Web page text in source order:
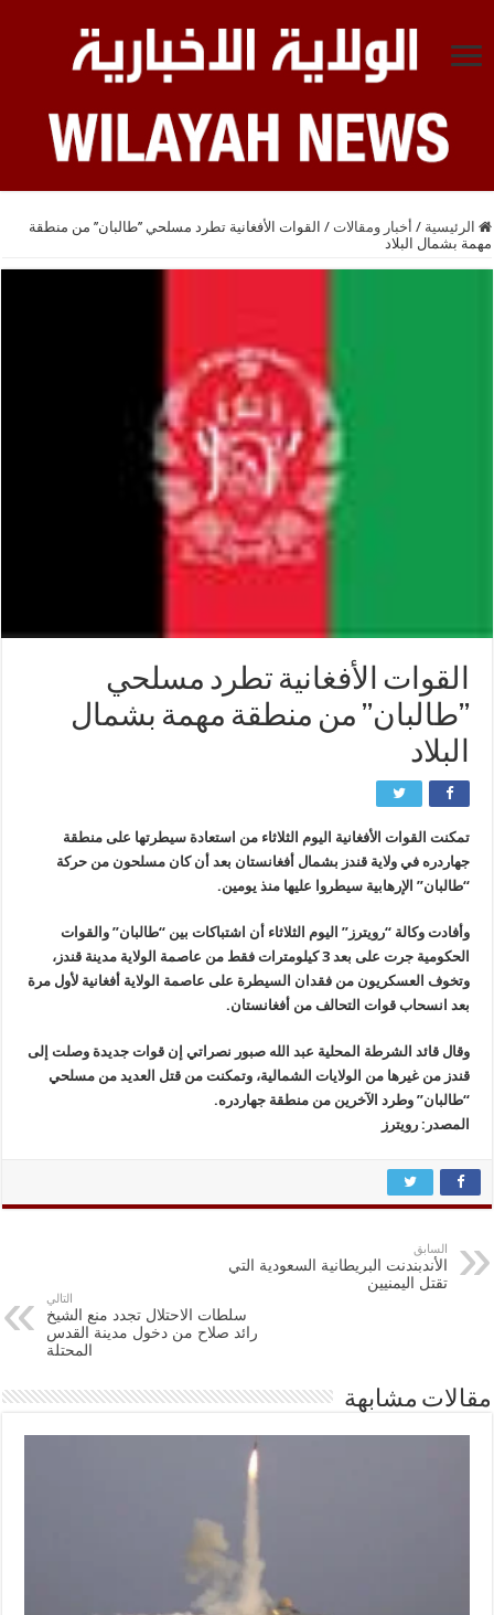
الرئيسية / أخبار ومقالات / القوات الأفغانية تطرد مسلحي ’’طالبان’’ من منطقة
مهمة بشمال البلاد
القوات الأفغانية تطرد مسلحي
’’طالبان’’ من منطقة مهمة بشمال
البلاد
تمكنت القوات الأفغانية اليوم الثلاثاء من استعادة سيطرتها على منطقة
جهاردره في ولاية قندز بشمال أفغانستان بعد أن كان مسلحون من حركة
“طالبان” الإرهابية سيطروا عليها منذ يومين.
وأفادت وكالة “رويترز” اليوم الثلاثاء أن اشتباكات بين “طالبان” والقوات
الحكومية جرت على بعد 3 كيلومترات فقط من عاصمة الولاية مدينة قندز،
وتخوف العسكريون من فقدان السيطرة على عاصمة الولاية أفغانية لأول مرة
بعد انسحاب قوات التحالف من أفغانستان.
وقال قائد الشرطة المحلية عبد الله صبور نصراتي إن قوات جديدة وصلت إلى
قندز من غيرها من الولايات الشمالية، وتمكنت من قتل العديد من مسلحي
“طالبان” وطرد الآخرين من منطقة جهاردره.
المصدر: رويترز
السابق
الأندبندنت البريطانية السعودية التي
تقتل اليمنيين
التالي
سلطات الاحتلال تجدد منع الشيخ
رائد صلاح من دخول مدينة القدس
المحتلة
مقالات مشابهة